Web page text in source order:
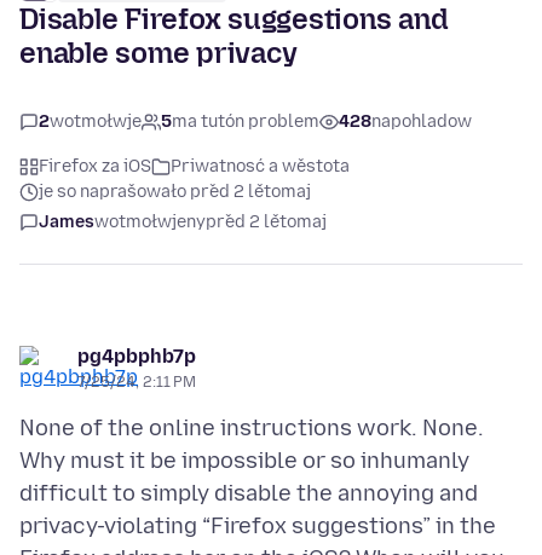
Disable Firefox suggestions and
enable some privacy
2wotmołwje 5ma tutón problem 428napohladow
Firefox za iOS
Priwatnosć a wěstota
je so naprašowało před 2 lětomaj
Jameswotmołwjenypřed 2 lětomaj
pg4pbphb7p
7/25/24, 2:11 PM
None of the online instructions work. None.
Why must it be impossible or so inhumanly
difficult to simply disable the annoying and
privacy-violating “Firefox suggestions” in the